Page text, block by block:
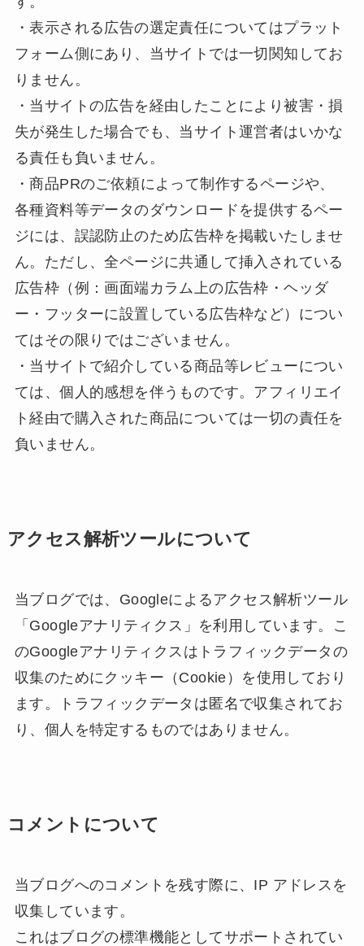
・表示される広告の選定責任についてはプラット
フォーム側にあり、当サイトでは一切関知してお
りません。
・当サイトの広告を経由したことにより被害・損
失が発生した場合でも、当サイト運営者はいかな
る責任も負いません。
・商品PRのご依頼によって制作するページや、
各種資料等データのダウンロードを提供するペー
ジには、誤認防止のため広告枠を掲載いたしませ
ん。ただし、全ページに共通して挿入されている
広告枠（例：画面端カラム上の広告枠・ヘッダ
ー・フッターに設置している広告枠など）につい
てはその限りではございません。
・当サイトで紹介している商品等レビューについ
ては、個人的感想を伴うものです。アフィリエイ
ト経由で購入された商品については一切の責任を
負いません。
アクセス解析ツールについて
当ブログでは、Googleによるアクセス解析ツール
「Googleアナリティクス」を利用しています。こ
のGoogleアナリティクスはトラフィックデータの
収集のためにクッキー（Cookie）を使用しており
ます。トラフィックデータは匿名で収集されてお
り、個人を特定するものではありません。
コメントについて
当ブログへのコメントを残す際に、IP アドレスを
収集しています。
これはブログの標準機能としてサポートされてい